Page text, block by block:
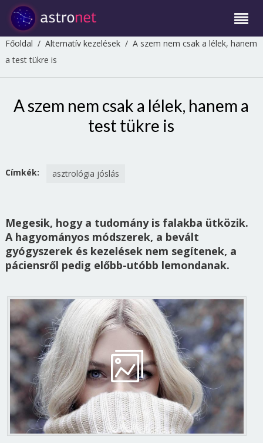
Főoldal / Alternatív kezelések/ A szem nem csak a lélek, hanem
a test tükre is
A szem nem csak a lélek, hanem a
test tükre is
Címkék: asztrológia jóslás
Megesik, hogy a tudomány is falakba ütközik.
A hagyományos módszerek, a bevált
gyógyszerek és kezelések nem segítenek, a
páciensről pedig előbb-utóbb lemondanak.